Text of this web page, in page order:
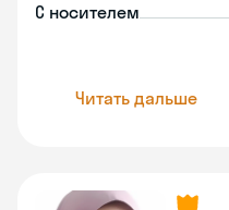
С носителем
Читать дальше